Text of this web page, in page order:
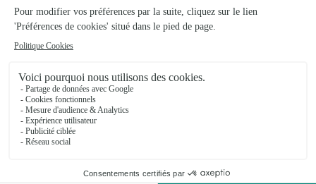
Illiberis Fleurs
Elne
Voir la boutique